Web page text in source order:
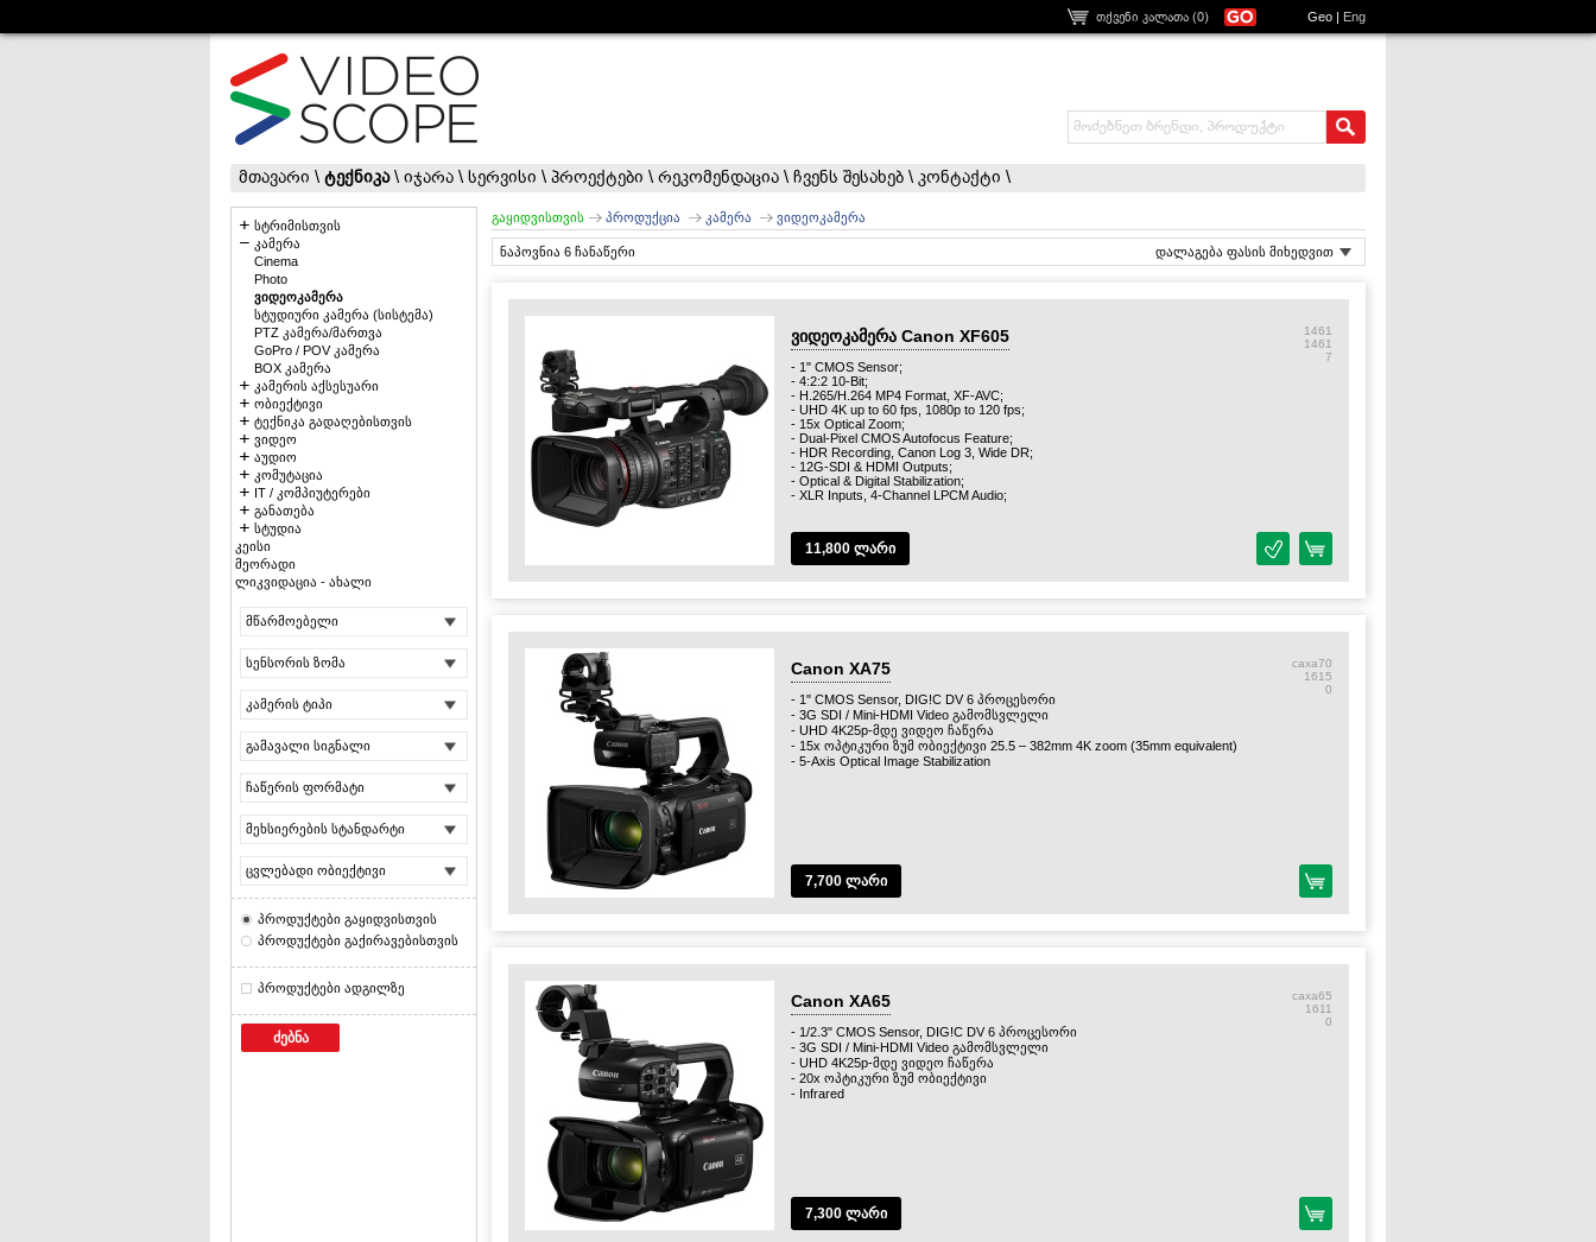
თქვენი კალათა (0) Geo | Eng
მთავარი \ ტექნიკა\ იჯარა \ სერვისი \ პროექტები \ რეკომენდაცია \ ჩვენს შესახებ \ კონტაქტი \
სტრიმისთვის
კამერა
Cinema
Photo
ვიდეოკამერა
სტუდიური კამერა (სისტემა)
PTZ კამერა/მართვა
GoPro / POV კამერა
BOX კამერა
კამერის აქსესუარი
ობიექტივი
ტექნიკა გადაღებისთვის
ვიდეო
აუდიო
კომუტაცია
IT / კომპიუტერები
განათება
სტუდია
კეისი
მეორადი
ლიკვიდაცია - ახალი
მწარმოებელი
სენსორის ზომა
კამერის ტიპი
გამავალი სიგნალი
ჩაწერის ფორმატი
მეხსიერების სტანდარტი
ცვლებადი ობიექტივი
პროდუქტები გაყიდვისთვის
პროდუქტები გაქირავებისთვის
პროდუქტები ადგილზე
ძებნა
გაყიდვისთვის პროდუქცია კამერა ვიდეოკამერა
ნაპოვნია 6 ჩანაწერი დალაგება ფასის მიხედვით
ვიდეოკამერა Canon XF605
1461
1461
7
- 1" CMOS Sensor;
- 4:2:2 10-Bit;
- H.265/H.264 MP4 Format, XF-AVC;
- UHD 4K up to 60 fps, 1080p to 120 fps;
- 15x Optical Zoom;
- Dual-Pixel CMOS Autofocus Feature;
- HDR Recording, Canon Log 3, Wide DR;
- 12G-SDI & HDMI Outputs;
- Optical & Digital Stabilization;
- XLR Inputs, 4-Channel LPCM Audio;
11,800 ლარი
Canon XA75
caxa70
1615
0
- 1" CMOS Sensor, DIG!C DV 6 პროცესორი
- 3G SDI / Mini-HDMI Video გამომსვლელი
- UHD 4K25p-მდე ვიდეო ჩაწერა
- 15x ოპტიკური ზუმ ობიექტივი 25.5 – 382mm 4K zoom (35mm equivalent)
- 5-Axis Optical Image Stabilization
7,700 ლარი
Canon XA65
caxa65
1611
0
- 1/2.3" CMOS Sensor, DIG!C DV 6 პროცესორი
- 3G SDI / Mini-HDMI Video გამომსვლელი
- UHD 4K25p-მდე ვიდეო ჩაწერა
- 20x ოპტიკური ზუმ ობიექტივი
- Infrared
7,300 ლარი